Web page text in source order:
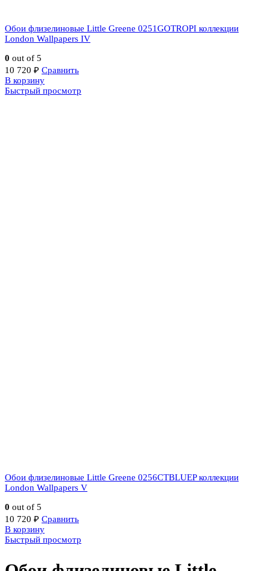
Обои флизелиновые Little Greene 0251GOTROPI коллекции
London Wallpapers IV
0 out of 5
10 720 ₽ Сравнить
В корзину
Быстрый просмотр
Обои флизелиновые Little Greene 0256CTBLUEP коллекции
London Wallpapers V
0 out of 5
10 720 ₽ Сравнить
В корзину
Быстрый просмотр